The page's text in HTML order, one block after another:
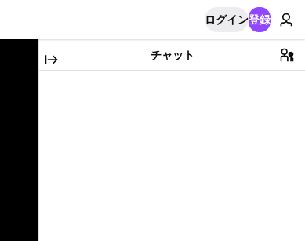
ログイン登録
チャット